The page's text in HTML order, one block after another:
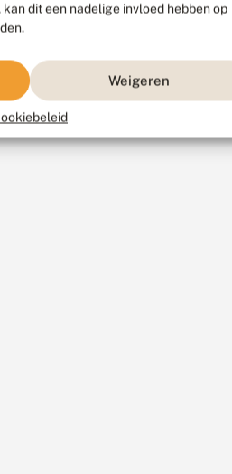
dit een nadelige invloed hebben op
Weigeren